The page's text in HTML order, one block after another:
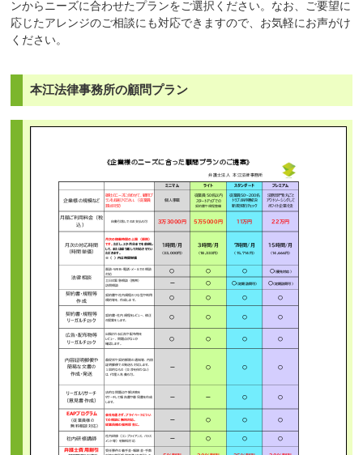
ンからニーズに合わせたプランをご選択ください。なお、ご要望に
応じたアレンジのご相談にも対応できますので、お気軽にお声がけ
ください。
本江法律事務所の顧問プラン